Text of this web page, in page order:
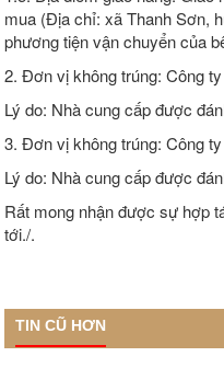
mua (Địa chỉ: xã Thanh Sơn,
phương tiện vận chuyển của
2. Đơn vị không trúng: Công
Lý do: Nhà cung cấp được
3. Đơn vị không trúng: Công
Lý do: Nhà cung cấp được
Rất mong nhận được sự hợp
tới./.
TIN CŨ HƠN